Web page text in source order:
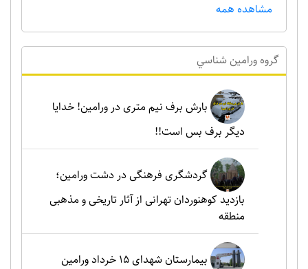
مشاهده همه
گروه ورامين شناسي
بارش برف نیم متری در ورامین! خدایا
دیگر برف بس است!!
گردشگری فرهنگی در دشت ورامین؛
بازدید کوهنوردان تهرانی از آثار تاریخی و مذهبی
منطقه
بیمارستان شهدای 15 خرداد ورامین